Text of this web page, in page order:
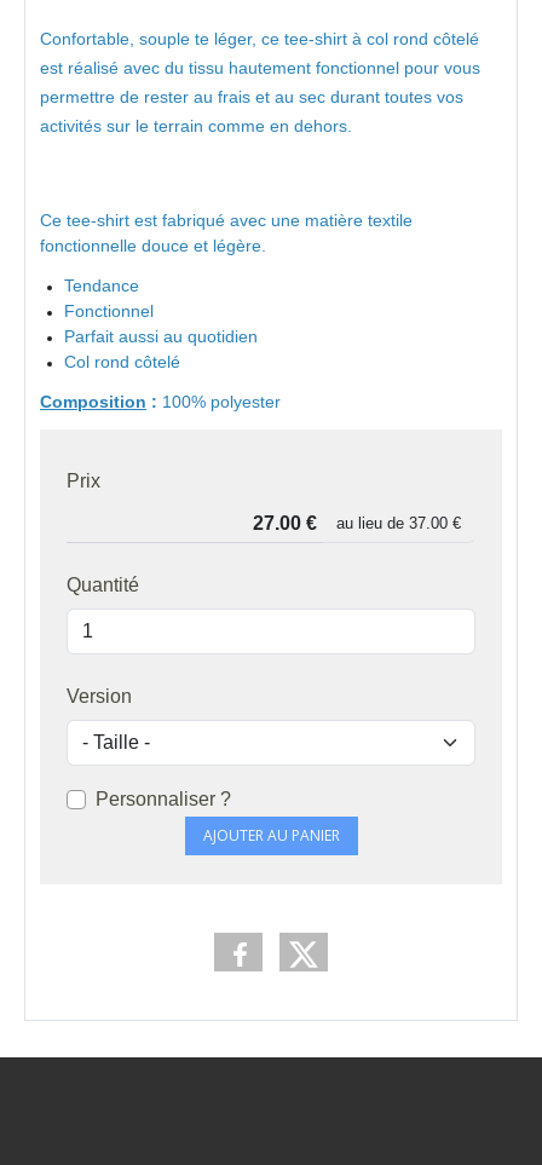
Confortable, souple te léger, ce tee-shirt à col rond côtelé
est réalisé avec du tissu hautement fonctionnel pour vous
permettre de rester au frais et au sec durant toutes vos
activités sur le terrain comme en dehors.
Ce tee-shirt est fabriqué avec une matière textile
fonctionnelle douce et légère.
Tendance
Fonctionnel
Parfait aussi au quotidien
Col rond côtelé
Composition : 100% polyester
Prix
au lieu de 37.00 €
Quantité
Version
Personnaliser ?
AJOUTER AU PANIER